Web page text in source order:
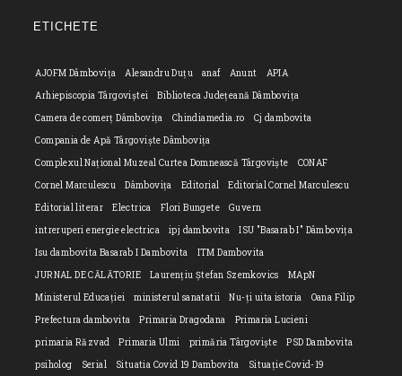
ETICHETE
AJOFM Dâmbovița Alesandru Duțu anaf Anunt
APIA
Arhiepiscopia Târgoviștei
Biblioteca Județeană Dâmbovița
Camera de comerț Dâmbovița
Chindiamedia.ro
Cj dambovita
Compania de Apă Târgoviște Dâmbovița
Complexul Național Muzeal Curtea Domnească Târgoviște
CONAF
Cornel Marculescu
Dâmbovița Editorial
Editorial Cornel Marculescu
Editorial literar
Electrica Flori Bungete
Guvern
intreruperi energie electrica
ipj dambovita
ISU "Basarab I" Dâmbovița
Isu dambovita Basarab I Dambovita
ITM Dambovita
JURNAL DE CĂLĂTORIE
Laurențiu Ștefan Szemkovics
MApN
Ministerul Educației
ministerul sanatatii Nu-ți uita istoria
Oana Filip
Prefectura dambovita
Primaria Dragodana
Primaria Lucieni
primaria Răzvad
Primaria Ulmi primăria Târgoviște
PSD Dambovita
psiholog
Serial Situatia Covid 19 Dambovita Situație Covid-19